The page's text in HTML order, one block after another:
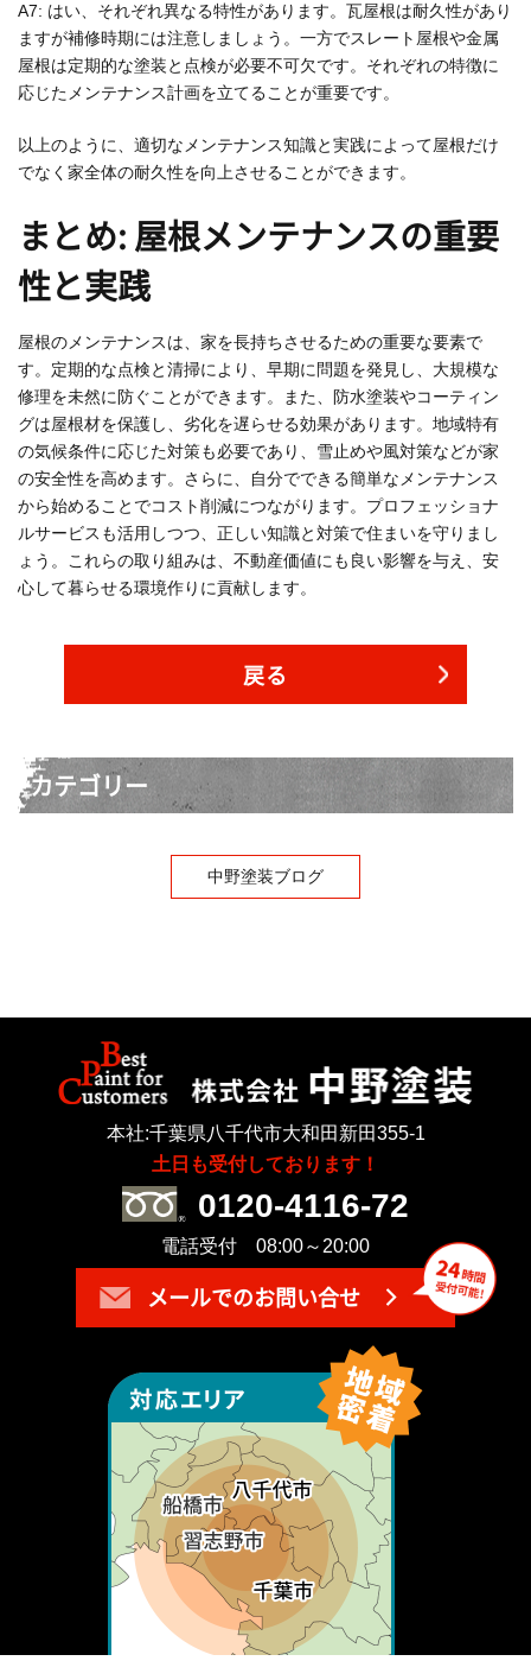
A7: はい、それぞれ異なる特性があります。瓦屋根は耐久性があり
ますが補修時期には注意しましょう。一方でスレート屋根や金属
屋根は定期的な塗装と点検が必要不可欠です。それぞれの特徴に
応じたメンテナンス計画を立てることが重要です。
以上のように、適切なメンテナンス知識と実践によって屋根だけ
でなく家全体の耐久性を向上させることができます。
まとめ: 屋根メンテナンスの重要
性と実践
屋根のメンテナンスは、家を長持ちさせるための重要な要素で
す。定期的な点検と清掃により、早期に問題を発見し、大規模な
修理を未然に防ぐことができます。また、防水塗装やコーティン
グは屋根材を保護し、劣化を遅らせる効果があります。地域特有
の気候条件に応じた対策も必要であり、雪止めや風対策などが家
の安全性を高めます。さらに、自分でできる簡単なメンテナンス
から始めることでコスト削減につながります。プロフェッショナ
ルサービスも活用しつつ、正しい知識と対策で住まいを守りまし
ょう。これらの取り組みは、不動産価値にも良い影響を与え、安
心して暮らせる環境作りに貢献します。
戻る
カテゴリー
中野塗装ブログ
本社:千葉県八千代市大和田新田355-1
土日も受付しております！
0120-4116-72
電話受付 08:00～20:00
メールでのお問い合せ